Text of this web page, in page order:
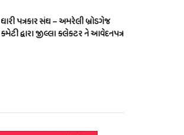
ધારી પત્રકાર સંઘ – અમરેલી બ્રોડગેજ
કમેટી દ્વારા જીલ્લા કલેકટર ને આવેદનપત્ર